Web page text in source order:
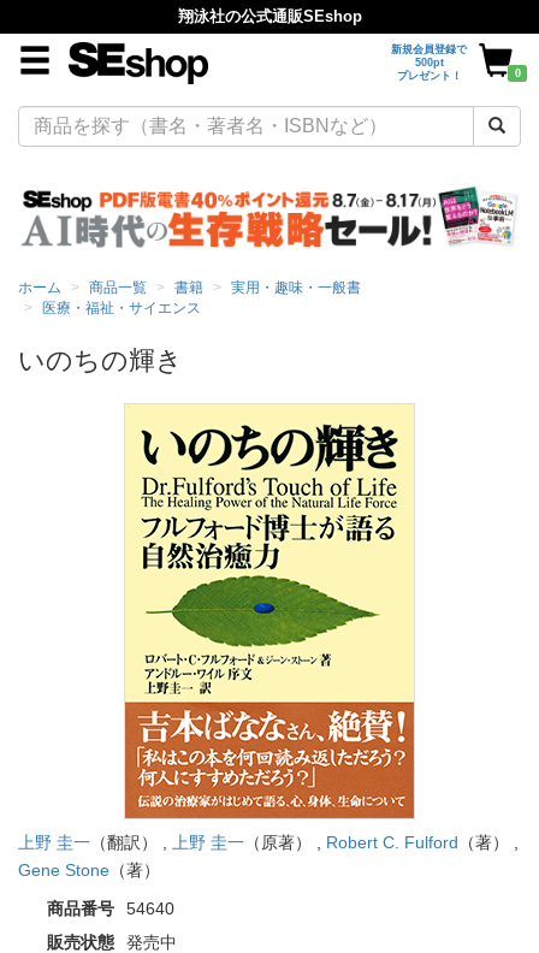
翔泳社の公式通販SEshop
新規会員登録で
500pt
プレゼント！
0
ホーム 商品一覧 書籍
実用・趣味・一般書
医療・福祉・サイエンス
いのちの輝き
上野 圭一 （翻訳） , 上野 圭一 （原著） , Robert C. Fulford （著） ,
Gene Stone （著）
商品番号
54640
販売状態
発売中